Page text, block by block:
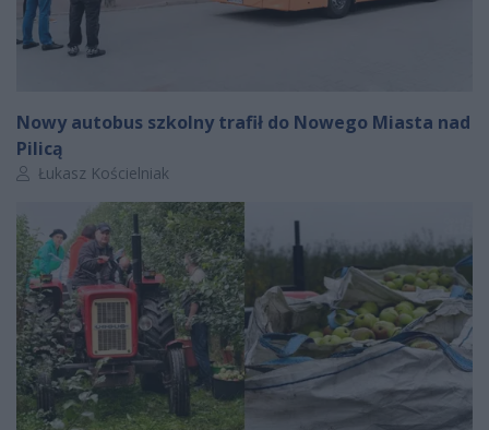
Nowy autobus szkolny trafił do Nowego Miasta nad
Pilicą
Autor artykułu:
Łukasz Kościelniak